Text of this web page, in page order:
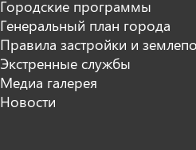
Городские программы
Генеральный план города
Правила застройки и
Экстренные службы
Медиа галерея
Новости